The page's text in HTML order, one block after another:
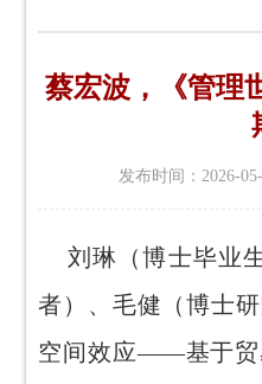
蔡宏波，《管理
发布时间：2026-
刘琳（博士毕业
者）、毛健（博士
空间效应——基于贸